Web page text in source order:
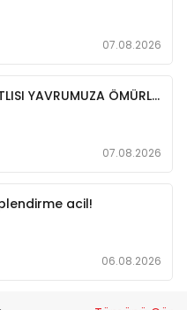
07.08.2026
İZMİR DÜNYA TATLISI YAVRUMUZA ÖMÜRLÜK MELEĞİNİ ARIYORUZ
07.08.2026
acil!
06.08.2026